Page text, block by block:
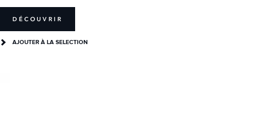
DÉCOUVRIR
AJOUTER À LA SELECTION